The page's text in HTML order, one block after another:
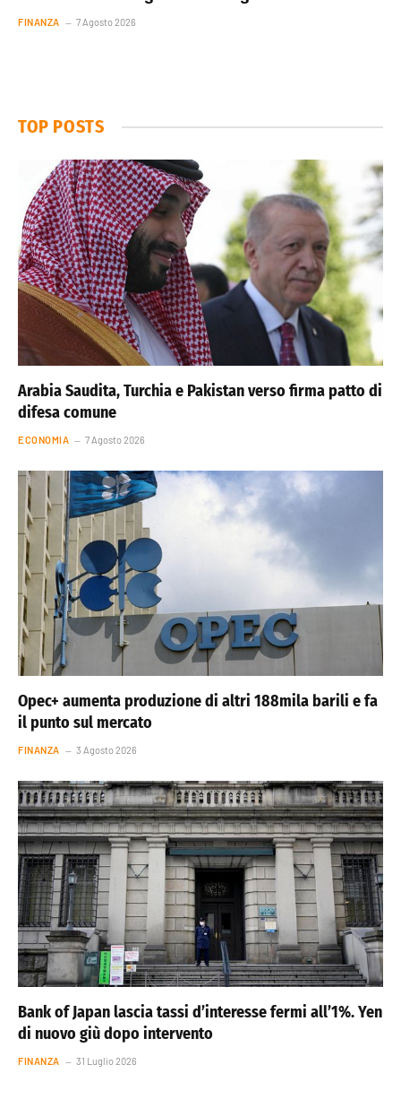
FINANZA 7 Agosto 2026
TOP POSTS
Arabia Saudita, Turchia e Pakistan verso firma patto di
difesa comune
ECONOMIA 7 Agosto 2026
Opec+ aumenta produzione di altri 188mila barili e fa
il punto sul mercato
FINANZA 3 Agosto 2026
Bank of Japan lascia tassi d’interesse fermi all’1%. Yen
di nuovo giù dopo intervento
FINANZA 31 Luglio 2026